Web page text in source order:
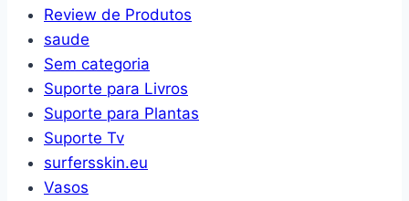
Review de Produtos
saude
Sem categoria
Suporte para Livros
Suporte para Plantas
Suporte Tv
surfersskin.eu
Vasos